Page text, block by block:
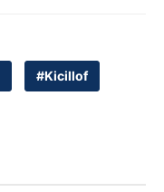
#Kicillof